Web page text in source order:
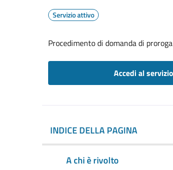
Servizio attivo
Procedimento di domanda di
Accedi al servizio
INDICE DELLA PAGINA
A chi è rivolto